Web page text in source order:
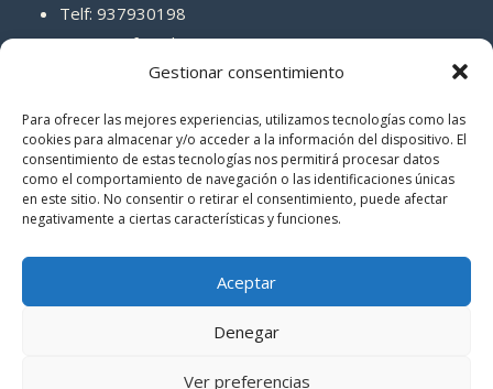
Gestionar consentimiento
Para ofrecer las mejores experiencias, utilizamos tecnologías como las
cookies para almacenar y/o acceder a la información del dispositivo. El
consentimiento de estas tecnologías nos permitirá procesar datos
como el comportamiento de navegación o las identificaciones únicas
en este sitio. No consentir o retirar el consentimiento, puede afectar
negativamente a ciertas características y funciones.
Aceptar
Denegar
Ver preferencias
Telf: 937930198
Correo: info@abcreparaciones.com
REDES SOCIALES